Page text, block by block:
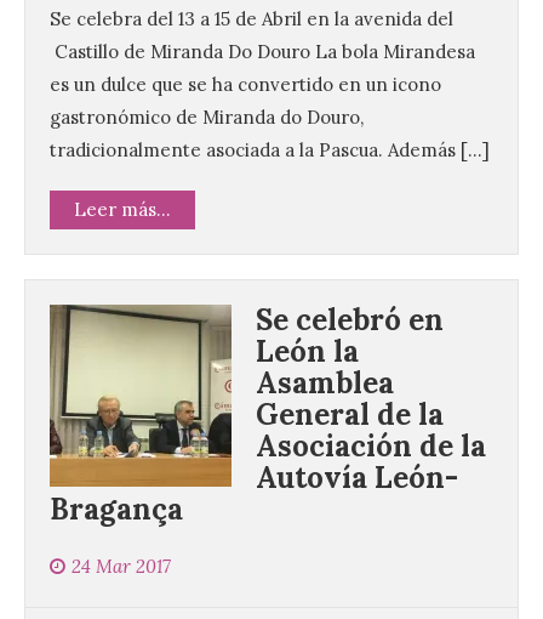
Se celebra del 13 a 15 de Abril en la avenida del
Castillo de Miranda Do Douro La bola Mirandesa
es un dulce que se ha convertido en un icono
gastronómico de Miranda do Douro,
tradicionalmente asociada a la Pascua. Además […]
Leer más...
Se celebró en
León la
Asamblea
General de la
Asociación de la
Autovía León-
Bragança
24 Mar 2017